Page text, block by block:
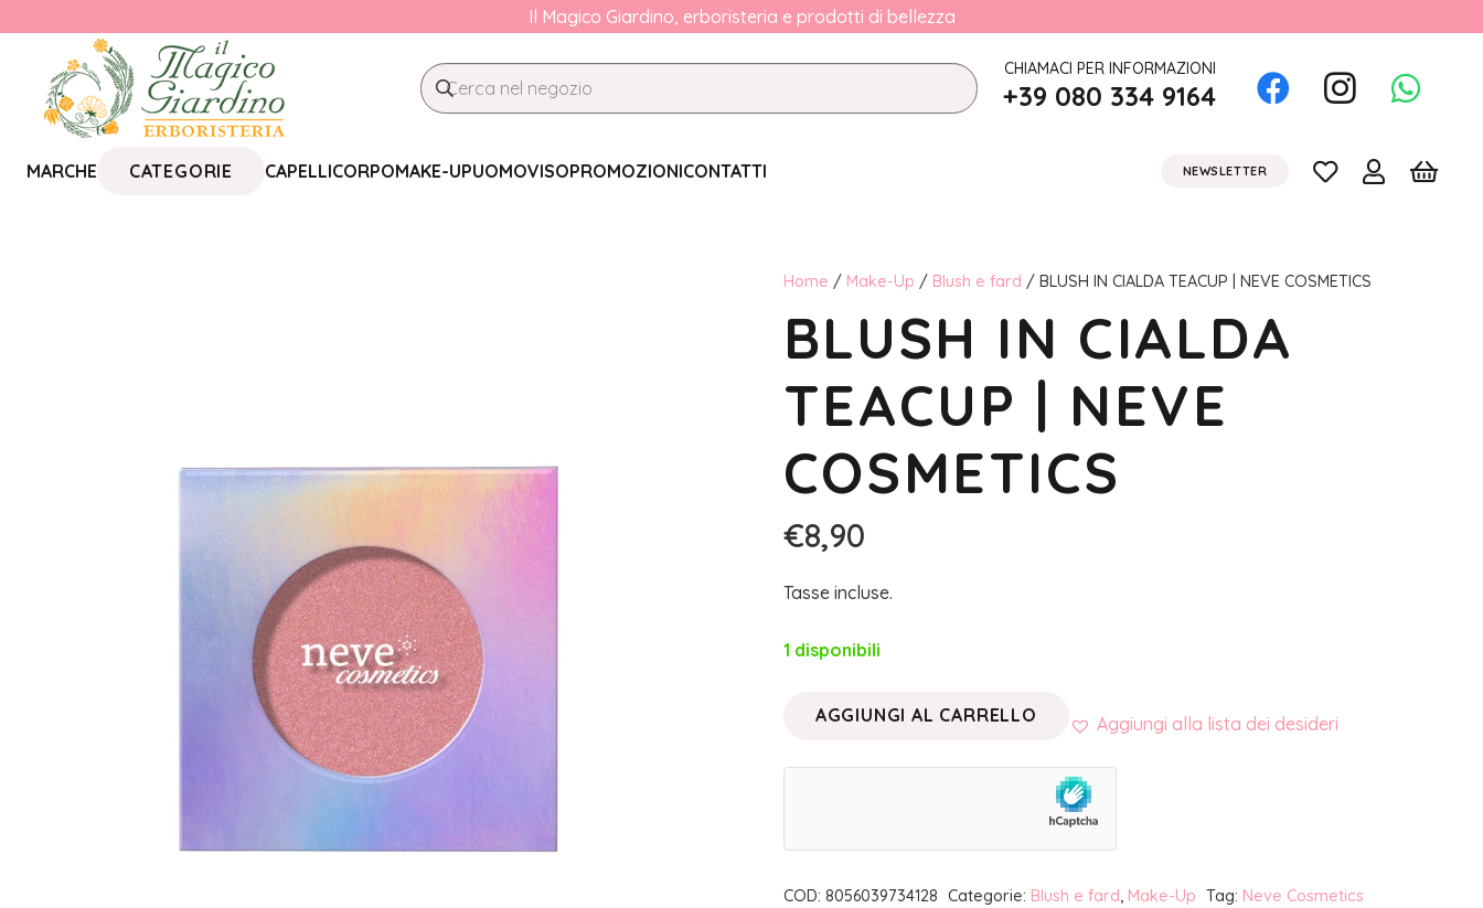
Il Magico Giardino, erboristeria e prodotti di bellezza
CHIAMACI PER INFORMAZIONI
+39 080 334 9164
MARCHE CATEGORIE CAPELLICORPOMAKE-UPUOMOVISOPROMOZIONICONTATTI NEWSLETTER
Home / Make-Up / Blush e fard / BLUSH IN CIALDA TEACUP | NEVE COSMETICS
BLUSH IN CIALDA
TEACUP | NEVE
COSMETICS
€8,90
Tasse incluse.
1 disponibili
|
NEVE
AGGIUNGI AL CARRELLO Aggiungi alla lista dei desideri
COD: 8056039734128 Categorie: Blush e fard, Make-Up Tag: Neve Cosmetics